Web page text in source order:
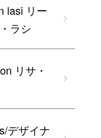
lasi リー
ラシ
リサ・
デザイナ